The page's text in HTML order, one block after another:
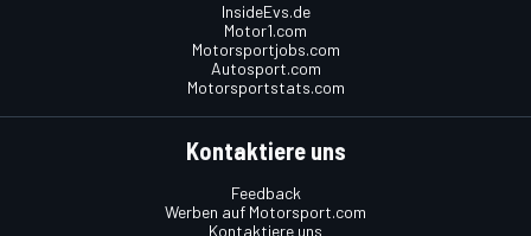
InsideEvs.de
Motor1.com
Motorsportjobs.com
Autosport.com
Motorsportstats.com
Kontaktiere uns
Feedback
Werben auf Motorsport.com
Kontaktiere uns